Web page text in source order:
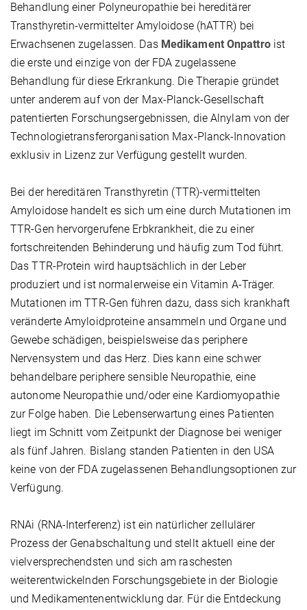
Behandlung einer Polyneuropathie bei hereditärer
Transthyretin-vermittelter Amyloidose (hATTR) bei
Erwachsenen zugelassen. Das Medikament Onpattroist
die erste und einzige von der FDA zugelassene
Behandlung für diese Erkrankung. Die Therapie gründet
unter anderem auf von der Max-Planck-Gesellschaft
patentierten Forschungsergebnissen, die Alnylam von der
Technologietransferorganisation Max-Planck-Innovation
exklusiv in Lizenz zur Verfügung gestellt wurden.
Bei der hereditären Transthyretin (TTR)-vermittelten
Amyloidose handelt es sich um eine durch Mutationen im
TTR-Gen hervorgerufene Erbkrankheit, die zu einer
fortschreitenden Behinderung und häufig zum Tod führt.
Das TTR-Protein wird hauptsächlich in der Leber
produziert und ist normalerweise ein Vitamin A-Träger.
Mutationen im TTR-Gen führen dazu, dass sich krankhaft
veränderte Amyloidproteine ansammeln und Organe und
Gewebe schädigen, beispielsweise das periphere
Nervensystem und das Herz. Dies kann eine schwer
behandelbare periphere sensible Neuropathie, eine
autonome Neuropathie und/oder eine Kardiomyopathie
zur Folge haben. Die Lebenserwartung eines Patienten
liegt im Schnitt vom Zeitpunkt der Diagnose bei weniger
als fünf Jahren. Bislang standen Patienten in den USA
keine von der FDA zugelassenen Behandlungsoptionen zur
Verfügung.
RNAi (RNA-Interferenz) ist ein natürlicher zellulärer
Prozess der Genabschaltung und stellt aktuell eine der
vielversprechendsten und sich am raschesten
weiterentwickelnden Forschungsgebiete in der Biologie
und Medikamentenentwicklung dar. Für die Entdeckung